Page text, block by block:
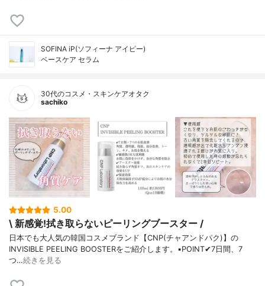
SOFINA iP(ソフィーナ アイピー)
ベースケア セラム
30代のコスメ・スキンケアオタク
sachiko
5.00
\ 新感覚!拭き取らないピーリングブースター /
日本でも大人気の韓国コスメブランド【CNP(チャアンドパク)】の
INVISIBLE PEELING BOOSTERをご紹介します。▪️POINT✔︎7日間、7
つ…続きを見る